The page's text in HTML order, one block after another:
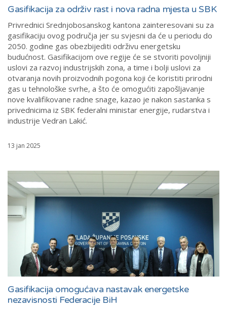
Gasifikacija za održiv rast i nova radna mjesta u SBK
Privrednici Srednjobosanskog kantona zainteresovani su za
gasifikaciju ovog područja jer su svjesni da će u periodu do
2050. godine gas obezbijediti održivu energetsku
budućnost. Gasifikacijom ove regije će se stvoriti povoljniji
uslovi za razvoj industrijskih zona, a time i bolji uslovi za
otvaranja novih proizvodnih pogona koji će koristiti prirodni
gas u tehnološke svrhe, a što će omogućiti zapošljavanje
nove kvalifikovane radne snage, kazao je nakon sastanka s
privednicima iz SBK federalni ministar energije, rudarstva i
industrije Vedran Lakić.
13 jan 2025
Gasifikacija omogućava nastavak energetske
nezavisnosti Federacije BiH